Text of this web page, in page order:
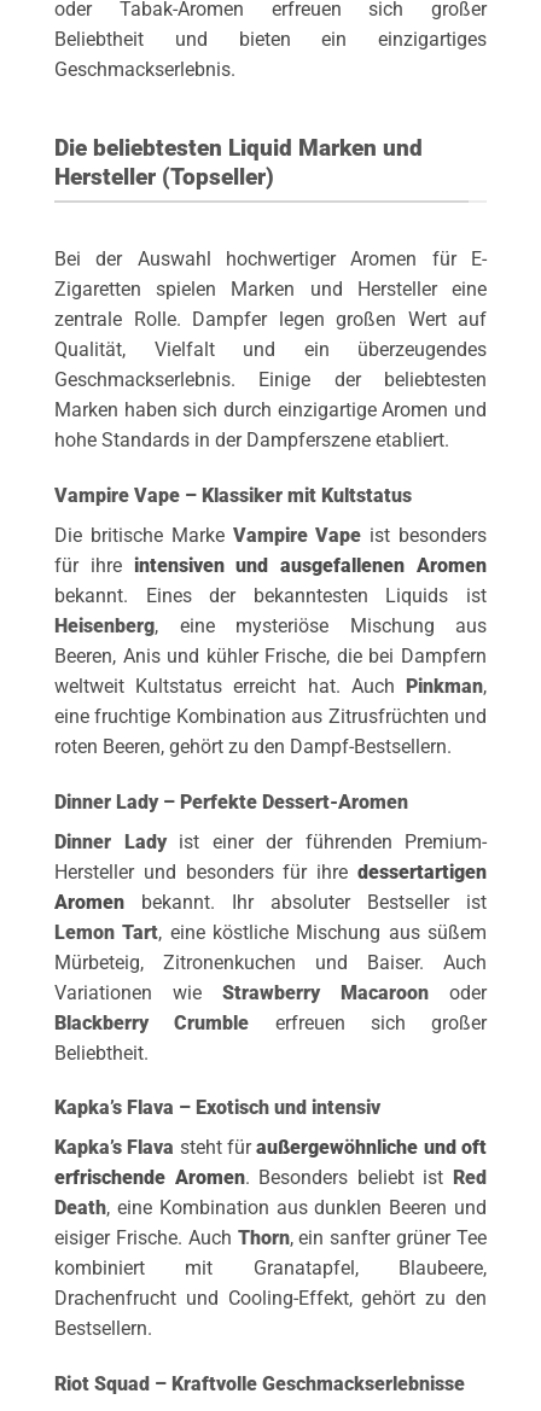
oder Tabak-Aromen erfreuen sich großer
Beliebtheit und bieten ein einzigartiges
Geschmackserlebnis.
Die beliebtesten Liquid Marken und
Hersteller (Topseller)
Bei der Auswahl hochwertiger Aromen für E-
Zigaretten spielen Marken und Hersteller eine
zentrale Rolle. Dampfer legen großen Wert auf
Qualität, Vielfalt und ein überzeugendes
Geschmackserlebnis. Einige der beliebtesten
Marken haben sich durch einzigartige Aromen und
hohe Standards in der Dampferszene etabliert.
Vampire Vape – Klassiker mit Kultstatus
Die britische Marke Vampire Vape ist besonders
für ihre intensiven und ausgefallenen Aromen
bekannt. Eines der bekanntesten Liquids ist
Heisenberg, eine mysteriöse Mischung aus
Beeren, Anis und kühler Frische, die bei Dampfern
weltweit Kultstatus erreicht hat. Auch Pinkman,
eine fruchtige Kombination aus Zitrusfrüchten und
roten Beeren, gehört zu den Dampf-Bestsellern.
Dinner Lady – Perfekte Dessert-Aromen
Dinner Ladyist einer der führenden Premium-
Hersteller und besonders für ihre dessertartigen
Aromen bekannt. Ihr absoluter Bestseller ist
Lemon Tart, eine köstliche Mischung aus süßem
Mürbeteig, Zitronenkuchen und Baiser. Auch
Variationen wie Strawberry Macaroon oder
Blackberry Crumble erfreuen sich großer
Beliebtheit.
Kapka’s Flava – Exotisch und intensiv
Kapka’s Flava steht füraußergewöhnliche und oft
erfrischende Aromen. Besonders beliebt ist Red
Death, eine Kombination aus dunklen Beeren und
eisiger Frische. Auch Thorn, ein sanfter grüner Tee
kombiniert mit Granatapfel, Blaubeere,
Drachenfrucht und Cooling-Effekt, gehört zu den
Bestsellern.
Riot Squad – Kraftvolle Geschmackserlebnisse